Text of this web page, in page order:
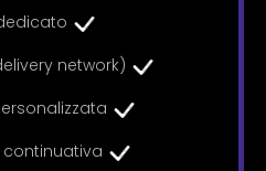
network)
continuativa